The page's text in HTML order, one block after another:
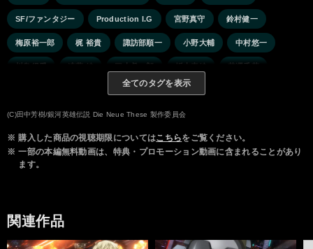
SF/ファンタジー Production I.G 宮野真守 鈴村健一
梅原裕一郎 梶 裕貴 諏訪部順一 小野大輔 中村悠一
川島得愛 遠藤 綾 三木眞一郎 坂本真綾 花澤香菜
下山吉光
全てのタグを表示
(C)田中芳樹/銀河英雄伝説 Die Neue These 製作委員会
※ 購入した商品の視聴期限についてはこちらをご覧ください。
※ 一部の本編無料動画は、特典・プロモーション動画に含まれることがあり
ます。
関連作品